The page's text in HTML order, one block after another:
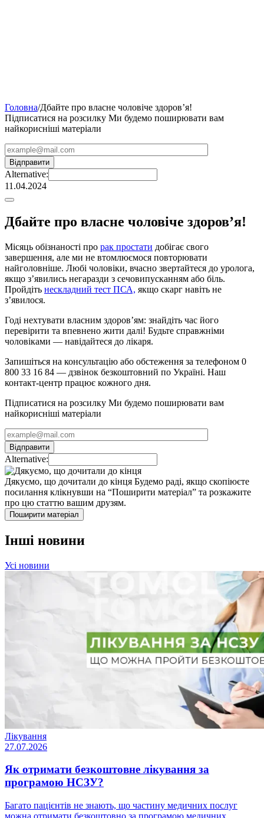
Головна/Дбайте про власне чоловіче здоров’я!
Підписатися на розсилку Ми будемо поширювати вам
найкорисніші матеріали
Alternative:
11.04.2024
Дбайте про власне чоловіче здоров’я!
Місяць обізнаності про рак простати добігає свого
завершення, але ми не втомлюємося повторювати
найголовніше. Любі чоловіки, вчасно звертайтеся до уролога,
якщо з’явились негаразди з сечовипусканням або біль.
Пройдіть нескладний тест ПСА, якщо скарг навіть не
з’явилося.
Годі нехтувати власним здоров’ям: знайдіть час його
перевірити та впевнено жити далі! Будьте справжніми
чоловіками — навідайтеся до лікаря.
Запишіться на консультацію або обстеження за телефоном 0
800 33 16 84 — дзвінок безкоштовний по Україні. Наш
контакт-центр працює кожного дня.
Підписатися на розсилку Ми будемо поширювати вам
найкорисніші матеріали
Alternative:
Дякуємо, що дочитали до кінця Будемо раді, якщо скопіюєте
посилання клікнувши на “Поширити матеріал” та розкажите
про цю статтю вашим друзям.
Поширити матеріал
Інші новини
Усі новини
Лікування
27.07.2026
Як отримати безкоштовне лікування за
програмою НСЗУ?
Багато пацієнтів не знають, що частину медичних послуг
можна отримати безкоштовно за програмою медичних